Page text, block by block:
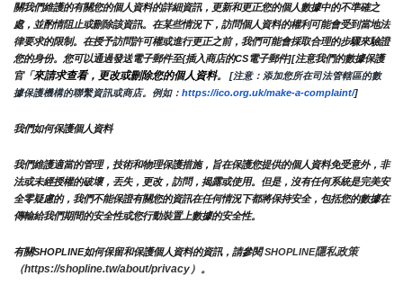
關我們維護的有關您的個人資料的詳細資訊，更新和更正您的個人數據中的不準確之
處，並酌情阻止或刪除該資訊。在某些情況下，訪問個人資料的權利可能會受到當地法
律要求的限制。在授予訪問許可權或進行更正之前，我們可能會採取合理的步驟來驗證
您的身份。您可以通過發送電子郵件至{插入商店的CS電子郵件][注意我們的數據保護
官「來請求查看，更改或刪除您的個人資料。
[注意：添加您所在司法管轄區的數
據保護機構的聯繫資訊或商店。例如： https://ico.org.uk/make-a-complaint/]
我們如何保護個人資料
我們維護適當的管理，技術和物理保護措施，旨在保護您提供的個人資料免受意外，非
法或未經授權的破壞，丟失，更改，訪問，揭露或使用。但是，沒有任何系統是完美安
全零疑慮的，我們不能保證有關您的資訊在任何情況下都將保持安全，包括您的數據在
傳輸給我們期間的安全性或您行動裝置上數據的安全性。
有關SHOPLINE如何保留和保護個人資料的資訊，請參閱 SHOPLINE隱私政策
（https://shopline.tw/about/privacy）。